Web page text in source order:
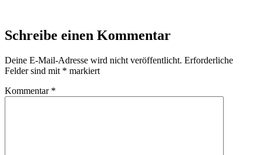
Schreibe einen Kommentar
Deine E-Mail-Adresse wird nicht veröffentlicht. Erforderliche
Felder sind mit * markiert
Kommentar *